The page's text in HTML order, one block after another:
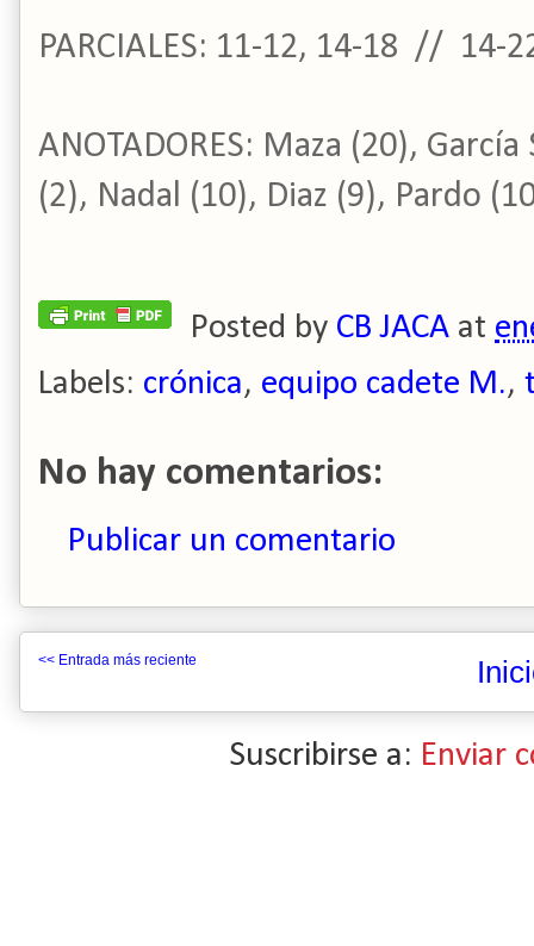
PARCIALES: 11-12, 14-18 // 14-
ANOTADORES: Maza (20),
(2), Nadal (10), Diaz (9), Pardo
Posted by CB JACA at
Labels: crónica, equipo cadete M.,
No hay comentarios:
Publicar un comentario
<< Entrada más reciente
Suscribirse a: Enviar